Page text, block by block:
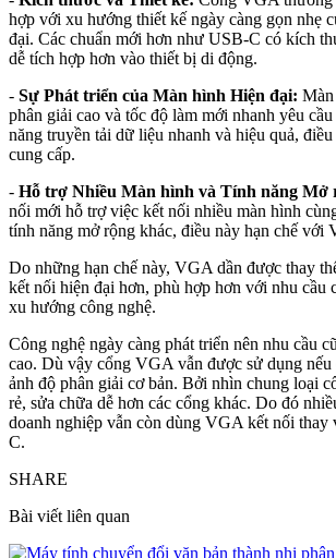
hợp với xu hướng thiết kế ngày càng gọn nhẹ
đại. Các chuẩn mới hơn như USB-C có kích
dễ tích hợp hơn vào thiết bị di động.
- Sự Phát triển của Màn hình Hiện đại:
phân giải cao và tốc độ làm mới nhanh yêu
năng truyền tải dữ liệu nhanh và hiệu quả,
cung cấp.
- Hỗ trợ Nhiều Màn hình và Tính năng Mở
nối mới hỗ trợ việc kết nối nhiều màn hình
tính năng mở rộng khác, điều này hạn chế với
Do những hạn chế này, VGA dần được thay
kết nối hiện đại hơn, phù hợp hơn với nhu cầu
xu hướng công nghệ.
Công nghệ ngày càng phát triển nên nhu cầu
cao. Dù vậy cổng VGA vẫn được sử dụng nếu
ảnh độ phân giải cơ bản. Bởi nhìn chung loại
rẻ, sửa chữa dễ hơn các cổng khác. Do đó
doanh nghiệp vẫn còn dùng VGA kết nối
C.
SHARE
Bài viết liên quan